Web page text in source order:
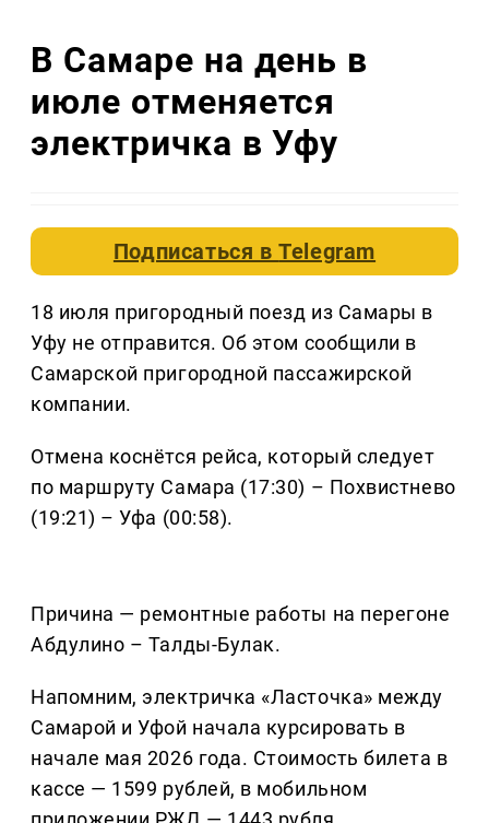
В Самаре на день в
июле отменяется
электричка в Уфу
Подписаться вTelegram
18 июля пригородный поезд из Самары в
Уфу не отправится. Об этом сообщили в
Самарской пригородной пассажирской
компании.
Отмена коснётся рейса, который следует
по маршруту Самара (17:30) – Похвистнево
(19:21) – Уфа (00:58).
Причина — ремонтные работы на перегоне
Абдулино – Талды-Булак.
Напомним, электричка «Ласточка» между
Самарой и Уфой начала курсировать в
начале мая 2026 года. Стоимость билета в
кассе — 1599 рублей, в мобильном